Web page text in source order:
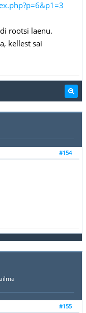
rootsi laenu.
kellest sai
#154
#155